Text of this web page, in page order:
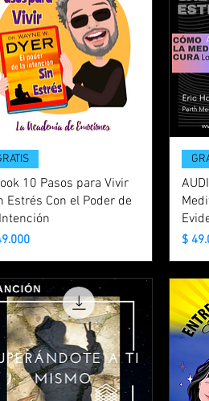
10 Pasos para Vivir
Estrés Con el Poder de
$